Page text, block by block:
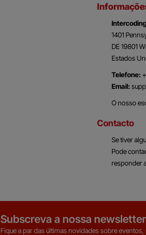
1401
DE 19801
Estados
Telefone:
Email:
O nosso
Contacto
Se tiver
Pode
responder
Subscreva a nossa newsletter
Fique a par das últimas novidades sobre